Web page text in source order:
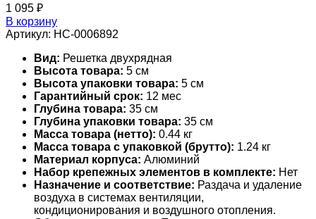
1 095 ₽
В корзину
Артикул: НС-0006892
Вид: Решетка двухрядная
Высота товара: 5 см
Высота упаковки товара: 5 см
Гарантийный срок: 12 мес
Глубина товара: 35 см
Глубина упаковки товара: 35 см
Масса товара (нетто): 0.44 кг
Масса товара с упаковкой (брутто): 1.24 кг
Материал корпуса: Алюминий
Набор крепежных элементов в комплекте: Нет
Назначение и соответствие: Раздача и удаление
воздуха в системах вентиляции,
кондиционирования и воздушного отопления.